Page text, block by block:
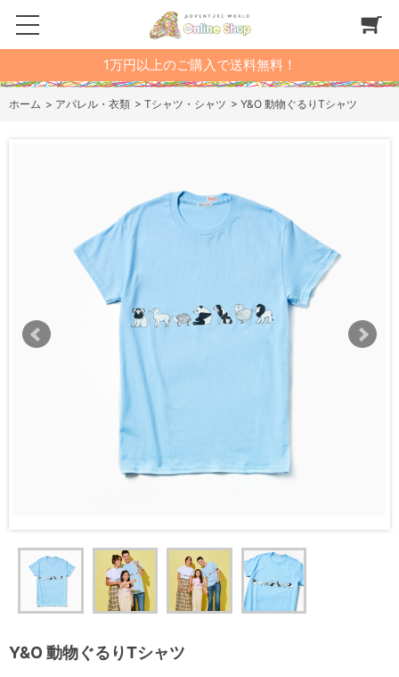
1万円以上のご購入で送料無料！
ホーム > アパレル・衣類 > Tシャツ・シャツ > Y&O 動物ぐるりTシャツ
Y&O 動物ぐるりTシャツ